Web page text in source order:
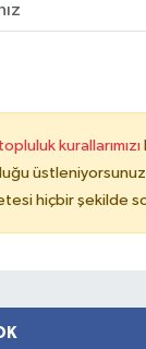
topluluk kurallarımızı
hiçbir şekilde